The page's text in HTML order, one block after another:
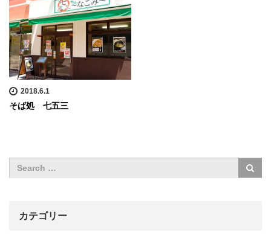
2018.6.1
そば処 七五三
カテゴリー